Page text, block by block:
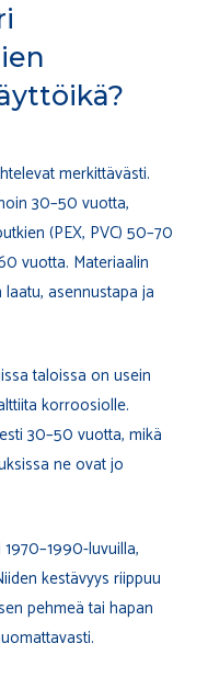
merkittävästi.
30–50 vuotta,
(PEX, PVC) 50–70
vuotta. Materiaalin
asennustapa ja
taloissa on usein
korroosiolle.
30–50 vuotta, mikä
ne ovat jo
luvuilla,
kestävyys riippuu
pehmeä tai hapan